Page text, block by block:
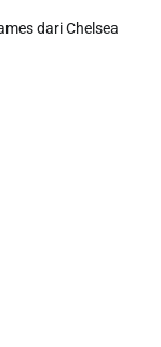
dari Chelsea